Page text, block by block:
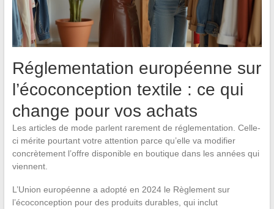
Réglementation européenne sur
l’écoconception textile : ce qui
change pour vos achats
Les articles de mode parlent rarement de réglementation. Celle-
ci mérite pourtant votre attention parce qu’elle va modifier
concrètement l’offre disponible en boutique dans les années qui
viennent.
L’Union européenne a adopté en 2024 le Règlement sur
l’écoconception pour des produits durables, qui inclut